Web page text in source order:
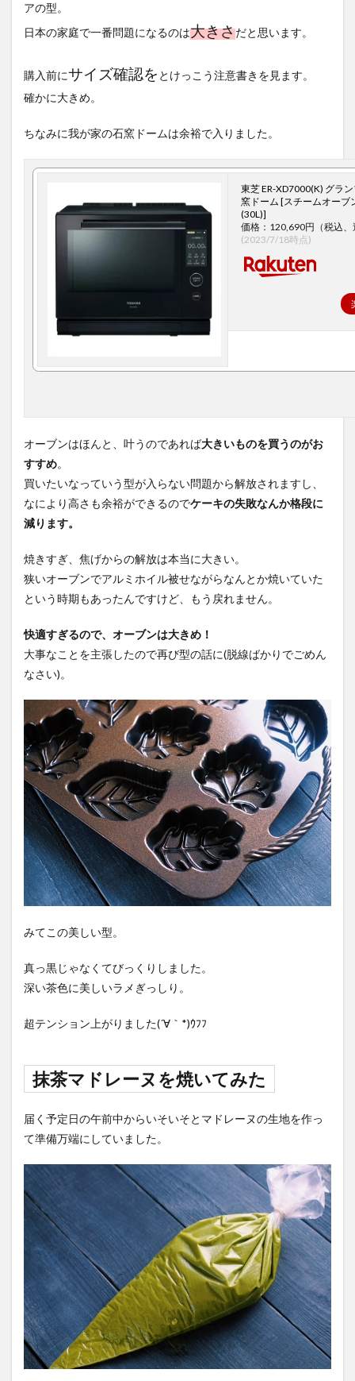
アの型。
日本の家庭で一番問題になるのは大きさだと思います。
購入前にサイズ確認を とけっこう注意書きを見ます。
確かに大きめ。
ちなみに我が家の石窯ドームは余裕で入りました。
東芝 ER-XD7000(K) グラ
窯ドーム [スチームオーブ
(30L)]
価格：120,690円（税込、
(2023/7/18時点)
オーブンはほんと、叶うのであれば大きいものを買うのがお
すすめ。
買いたいなっていう型が入らない問題から解放されますし、
なにより高さも余裕ができるのでケーキの失敗なんか格段に
減ります。
焼きすぎ、焦げからの解放は本当に大きい。
狭いオーブンでアルミホイル被せながらなんとか焼いていた
という時期もあったんですけど、もう戻れません。
快適すぎるので、オーブンは大きめ！
大事なことを主張したので再び型の話に(脱線ばかりでごめん
なさい)。
みてこの美しい型。
真っ黒じゃなくてびっくりしました。
深い茶色に美しいラメぎっしり。
超テンション上がりました(´∀｀*)ｳﾌﾌ
抹茶マドレーヌを焼いてみた
届く予定日の午前中からいそいそとマドレーヌの生地を作っ
て準備万端にしていました。